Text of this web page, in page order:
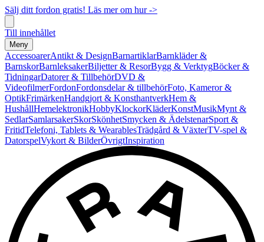
Sälj ditt fordon gratis! Läs mer om hur ->
Till innehållet
Meny
AccessoarerAntikt & DesignBarnartiklarBarnkläder &
BarnskorBarnleksakerBiljetter & ResorBygg & VerktygBöcker &
TidningarDatorer & TillbehörDVD &
VideofilmerFordonFordonsdelar & tillbehörFoto, Kameror &
OptikFrimärkenHandgjort & KonsthantverkHem &
HushållHemelektronikHobbyKlockorKläderKonstMusikMynt &
SedlarSamlarsakerSkorSkönhetSmycken & ÄdelstenarSport &
FritidTelefoni, Tablets & WearablesTrädgård & VäxterTV-spel &
DatorspelVykort & BilderÖvrigtInspiration